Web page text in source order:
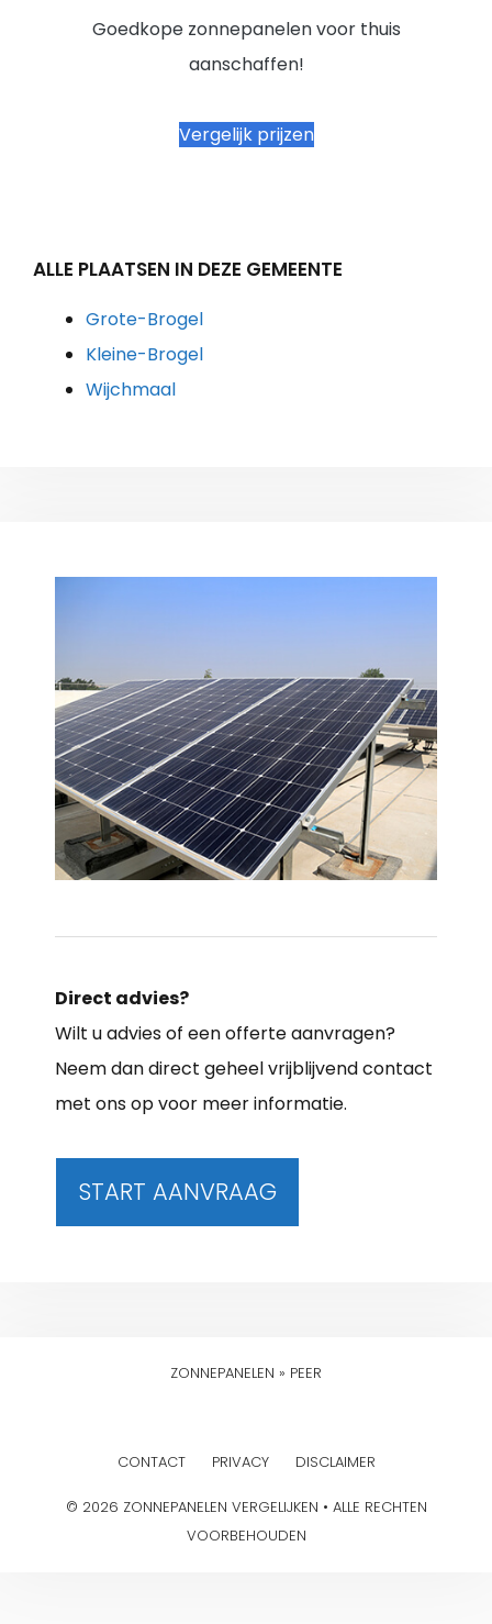
Goedkope zonnepanelen voor thuis
aanschaffen!
Vergelijk prijzen
ALLE PLAATSEN IN DEZE GEMEENTE
Grote-Brogel
Kleine-Brogel
Wijchmaal
Direct advies?
Wilt u advies of een offerte aanvragen?
Neem dan direct geheel vrijblijvend contact
met ons op voor meer informatie.
START AANVRAAG
ZONNEPANELEN » PEER
CONTACT PRIVACY DISCLAIMER
© 2026 ZONNEPANELEN VERGELIJKEN • ALLE RECHTEN
VOORBEHOUDEN